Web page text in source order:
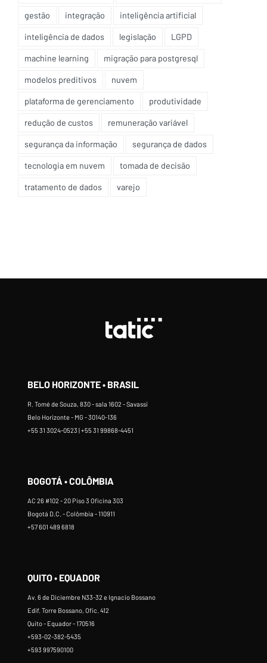
gestão integração inteligência artificial
inteligência de dados legislação LGPD
machine learning migração para postgresql
modelos preditivos nuvem
plataforma de gerenciamento produtividade
redução de custos remuneração variável
segurança da informação segurança de dados
tecnologia em nuvem tomada de decisão
tratamento de dados varejo
BELO HORIZONTE • BRASIL
R. Tomé de Souza, 830 - sala 1602 - Savassi
Belo Horizonte - MG - 30140-136
+55 31 3024-0523 | +55 31 99868-4451
BOGOTÁ • COLÔMBIA
AC 26 #102 - 20 Piso 3 Oficina 303
Bogotá D.C. - Colômbia - 110911
+57 601 489 6818
QUITO • EQUADOR
Av. 6 de Diciembre N33-32 e Ignacio Bossano
Edif. Torre Bossano, Ofic. 412
Quito - Equador - 170516
+593-02-382-5435
+593 997590100